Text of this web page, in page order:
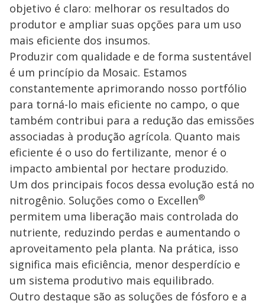
objetivo é claro: melhorar os resultados do
produtor e ampliar suas opções para um uso
mais eficiente dos insumos.
Produzir com qualidade e de forma sustentável
é um princípio da Mosaic. Estamos
constantemente aprimorando nosso portfólio
para torná-lo mais eficiente no campo, o que
também contribui para a redução das emissões
associadas à produção agrícola. Quanto mais
eficiente é o uso do fertilizante, menor é o
impacto ambiental por hectare produzido.
Um dos principais focos dessa evolução está no
nitrogênio. Soluções como o Excellen®
permitem uma liberação mais controlada do
nutriente, reduzindo perdas e aumentando o
aproveitamento pela planta. Na prática, isso
significa mais eficiência, menor desperdício e
um sistema produtivo mais equilibrado.
Outro destaque são as soluções de fósforo e a